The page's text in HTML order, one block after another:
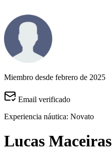
Miembro desde febrero de 2025
Email verificado
Experiencia náutica: Novato
Lucas Maceiras